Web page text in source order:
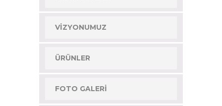
VIZYONUMUZ
ÜRÜNLER
FOTO GALERI